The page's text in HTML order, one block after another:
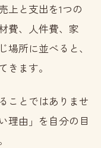
上と支出を1つの
費、人件費、家
所に並べると、
ます。
ことではありませ
理由」を自分の目